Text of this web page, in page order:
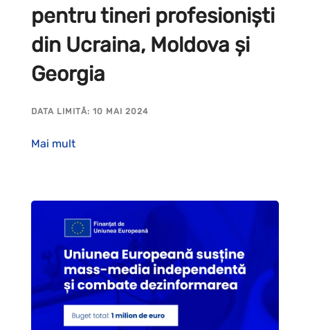
pentru tineri profesioniști
din Ucraina, Moldova și
Georgia
DATA LIMITĂ: 10 MAI 2024
Mai mult